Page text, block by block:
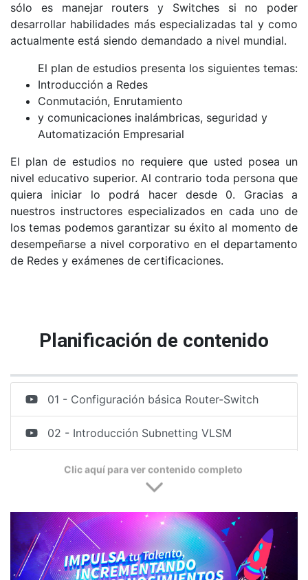
sólo es manejar routers y Switches si no poder
desarrollar habilidades más especializadas tal y como
actualmente está siendo demandado a nivel mundial.
El plan de estudios presenta los siguientes temas:
Introducción a Redes
Conmutación, Enrutamiento
y comunicaciones inalámbricas, seguridad y
Automatización Empresarial
El plan de estudios no requiere que usted posea un
nivel educativo superior. Al contrario toda persona que
quiera iniciar lo podrá hacer desde 0. Gracias a
nuestros instructores especializados en cada uno de
los temas podemos garantizar su éxito al momento de
desempeñarse a nivel corporativo en el departamento
de Redes y exámenes de certificaciones.
Planificación de contenido
01 - Configuración básica Router-Switch
02 - Introducción Subnetting VLSM
03 - Generalidades Direcciones Públicas
04 - Por qué el Direccionamiento Público y
Privado
05 - Sistema de Numeración
Clic aquí para ver contenido completo